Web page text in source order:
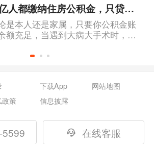
上亿人都缴纳住房公积金，只贷款买房用？竟不知还有这个隐藏功能！
是本人还是家属，只要你公积金账
额充足，当遇到大病大手术时，都
是所有疾病都能提取。
下载App
网站地图
策 信息披露
在线客服